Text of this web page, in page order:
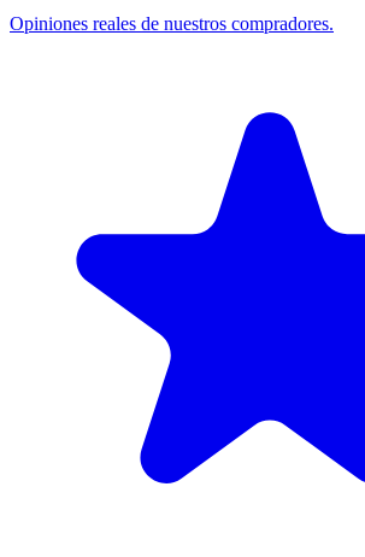
Opiniones reales de nuestros compradores.